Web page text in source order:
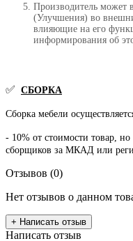
Производитель может
(Улучшения) во
влияющие на его
информирования об
✅ СБОРКА
Сборка мебели
- 10% от стоимости товар,
сборщиков за МКАД или
Отзывов (0)
Нет отзывов о данном
+ Написать отзыв
Написать отзыв